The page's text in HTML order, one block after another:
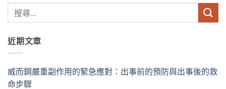
近期文章
威而鋼嚴重副作用的緊急應對：出事前的預防與出事後的救
命步驟